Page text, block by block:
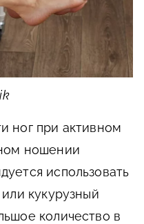
ног при активном
ношении
использовать
кукурузный
количество в